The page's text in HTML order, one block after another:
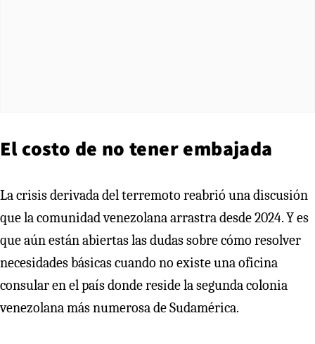
El costo de no tener embajada
La crisis derivada del terremoto reabrió una discusión
que la comunidad venezolana arrastra desde 2024. Y es
que aún están abiertas las dudas sobre cómo resolver
necesidades básicas cuando no existe una oficina
consular en el país donde reside la segunda colonia
venezolana más numerosa de Sudamérica.